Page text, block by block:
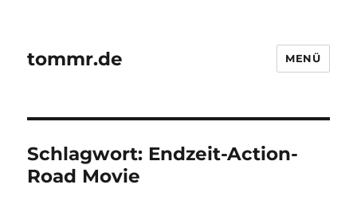
tommr.de MENÜ
Schlagwort: Endzeit-Action-
Road Movie